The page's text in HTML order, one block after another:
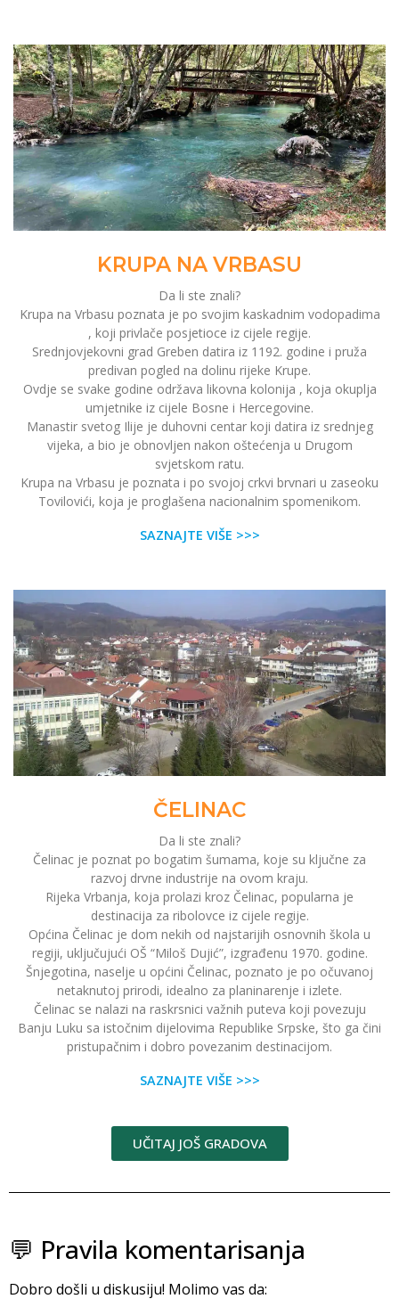
KRUPA NA VRBASU
Da li ste znali?
Krupa na Vrbasu poznata je po svojim kaskadnim vodopadima
, koji privlače posjetioce iz cijele regije.
Srednjovjekovni grad Greben datira iz 1192. godine i pruža
predivan pogled na dolinu rijeke Krupe.
Ovdje se svake godine održava likovna kolonija , koja okuplja
umjetnike iz cijele Bosne i Hercegovine.
Manastir svetog Ilije je duhovni centar koji datira iz srednjeg
vijeka, a bio je obnovljen nakon oštećenja u Drugom
svjetskom ratu.
Krupa na Vrbasu je poznata i po svojoj crkvi brvnari u zaseoku
Tovilovići, koja je proglašena nacionalnim spomenikom.
SAZNAJTE VIŠE >>>
ČELINAC
Da li ste znali?
Čelinac je poznat po bogatim šumama, koje su ključne za
razvoj drvne industrije na ovom kraju.
Rijeka Vrbanja, koja prolazi kroz Čelinac, popularna je
destinacija za ribolovce iz cijele regije.
Općina Čelinac je dom nekih od najstarijih osnovnih škola u
regiji, uključujući OŠ “Miloš Dujić”, izgrađenu 1970. godine.
Šnjegotina, naselje u općini Čelinac, poznato je po očuvanoj
netaknutoj prirodi, idealno za planinarenje i izlete.
Čelinac se nalazi na raskrsnici važnih puteva koji povezuju
Banju Luku sa istočnim dijelovima Republike Srpske, što ga čini
pristupačnim i dobro povezanim destinacijom.
SAZNAJTE VIŠE >>>
UČITAJ JOŠ GRADOVA
💬 Pravila komentarisanja
Dobro došli u diskusiju! Molimo vas da: